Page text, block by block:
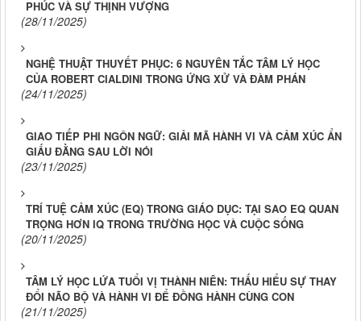
PHÚC VÀ SỰ THỊNH VƯỢNG
(28/11/2025)
NGHỆ THUẬT THUYẾT PHỤC: 6 NGUYÊN TẮC TÂM LÝ HỌC
CỦA ROBERT CIALDINI TRONG ỨNG XỬ VÀ ĐÀM PHÁN
(24/11/2025)
GIAO TIẾP PHI NGÔN NGỮ: GIẢI MÃ HÀNH VI VÀ CẢM XÚC ẨN
GIẤU ĐẰNG SAU LỜI NÓI
(23/11/2025)
TRÍ TUỆ CẢM XÚC (EQ) TRONG GIÁO DỤC: TẠI SAO EQ QUAN
TRỌNG HƠN IQ TRONG TRƯỜNG HỌC VÀ CUỘC SỐNG
(20/11/2025)
TÂM LÝ HỌC LỨA TUỔI VỊ THÀNH NIÊN: THẤU HIỂU SỰ THAY
ĐỔI NÃO BỘ VÀ HÀNH VI ĐỂ ĐỒNG HÀNH CÙNG CON
(21/11/2025)